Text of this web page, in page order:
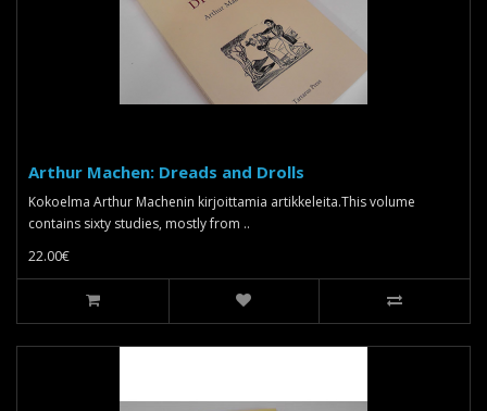
Arthur Machen: Dreads and Drolls
Kokoelma Arthur Machenin kirjoittamia artikkeleita.This volume
contains sixty studies, mostly from ..
22.00€